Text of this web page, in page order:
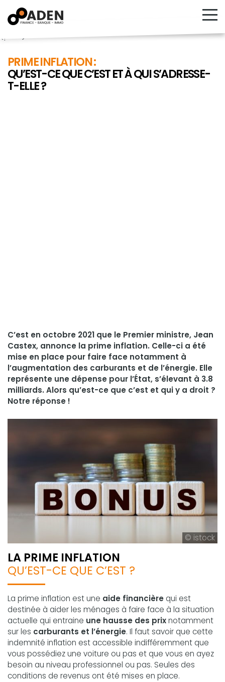
<!---->
PRIME INFLATION :
QU’EST-CE QUE C’EST ET À QUI S’ADRESSE-
T-ELLE ?
C’est en octobre 2021 que le Premier ministre, Jean
Castex, annonce la prime inflation. Celle-ci a été
mise en place pour faire face notamment à
l’augmentation des carburants et de l’énergie. Elle
représente une dépense pour l’État, s’élevant à 3.8
milliards. Alors qu’est-ce que c’est et qui y a droit ?
Notre réponse !
© istock
LA PRIME INFLATION
QU’EST-CE QUE C’EST ?
La prime inflation est une aide financière qui est
destinée à aider les ménages à faire face à la situation
actuelle qui entraine une hausse des prixnotamment
sur les carburants et l’énergie. Il faut savoir que cette
indemnité inflation est accessible indifféremment que
vous possédiez une voiture ou pas et que vous en ayez
besoin au niveau professionnel ou pas. Seules des
conditions de revenus ont été mises en place.